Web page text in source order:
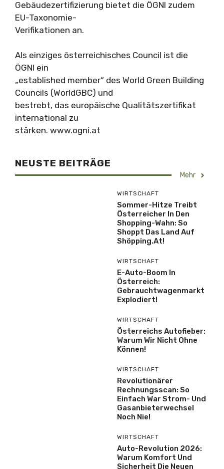
Gebäudezertifizierung bietet die ÖGNI zudem
EU-Taxonomie-
Verifikationen an.
Als einziges österreichisches Council ist die
ÖGNI ein
„established member“ des World Green Building
Councils (WorldGBC) und
bestrebt, das europäische Qualitätszertifikat
international zu
stärken. www.ogni.at
NEUSTE BEITRÄGE
Mehr
WIRTSCHAFT
Sommer-Hitze Treibt
Österreicher In Den
Shopping-Wahn: So
Shoppt Das Land Auf
Shöpping.at!
WIRTSCHAFT
E-Auto-Boom In
Österreich:
Gebrauchtwagenmarkt
Explodiert!
WIRTSCHAFT
Österreichs Autofieber:
Warum Wir Nicht Ohne
Können!
WIRTSCHAFT
Revolutionärer
Rechnungsscan: So
Einfach War Strom- Und
Gasanbieterwechsel
Noch Nie!
WIRTSCHAFT
Auto-Revolution 2026:
Warum Komfort Und
Sicherheit Die Neuen